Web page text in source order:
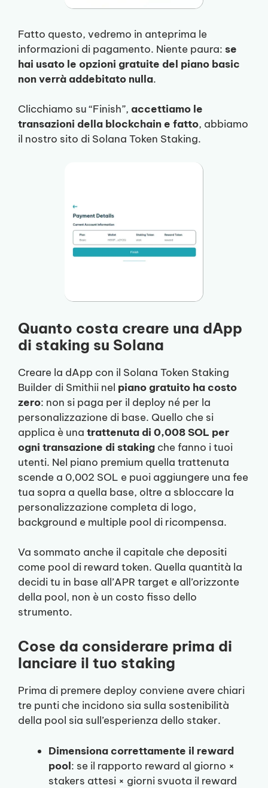
Fatto questo, vedremo in anteprima le
informazioni di pagamento. Niente paura: se
hai usato le opzioni gratuite del piano basic
non verrà addebitato nulla.
Clicchiamo su “Finish”, accettiamo le
transazioni della blockchain e fatto, abbiamo
il nostro sito di Solana Token Staking.
Quanto costa creare una dApp
di staking su Solana
Creare la dApp con il Solana Token Staking
Builder di Smithii nel piano gratuito ha costo
zero: non si paga per il deploy né per la
personalizzazione di base. Quello che si
applica è una trattenuta di 0,008 SOL per
ogni transazione di staking che fanno i tuoi
utenti. Nel piano premium quella trattenuta
scende a 0,002 SOL e puoi aggiungere una fee
tua sopra a quella base, oltre a sbloccare la
personalizzazione completa di logo,
background e multiple pool di ricompensa.
Va sommato anche il capitale che depositi
come pool di reward token. Quella quantità la
decidi tu in base all’APR target e all’orizzonte
della pool, non è un costo fisso dello
strumento.
Cose da considerare prima di
lanciare il tuo staking
Prima di premere deploy conviene avere chiari
tre punti che incidono sia sulla sostenibilità
della pool sia sull’esperienza dello staker.
Dimensiona correttamente il reward
pool: se il rapporto reward al giorno ×
stakers attesi × giorni svuota il reward